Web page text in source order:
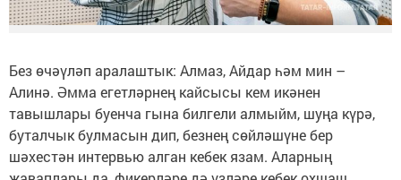
Без өчәүләп аралаштык: Алмаз, Айдар һәм мин –
Алинә. Әмма егетләрнең кайсысы кем икәнен
тавышлары буенча гына билгели алмыйм, шуңа күрә,
буталчык булмасын дип, безнең сөйләшүне бер
шәхестән интервью алган кебек язам. Аларның